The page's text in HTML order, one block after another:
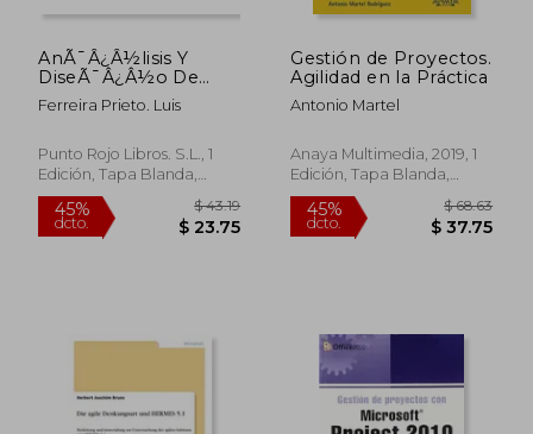
45% $ 102.90 45%
AnÃ¯Â¿Â½lisis Y
DiseÃ¯Â¿Â½o De
Aplicaciones
InformÃ¯Â¿Â½ticas
Ferreira Prieto. Luis
Punto Rojo Libros. S.L., 1
Edición, Tapa Blanda,
Nuevo
Gestión de Proyectos.
Agilidad en la Práctica
Antonio Martel
Anaya Multimedia, 2019, 1
Edición, Tapa Blanda,
Nuevo